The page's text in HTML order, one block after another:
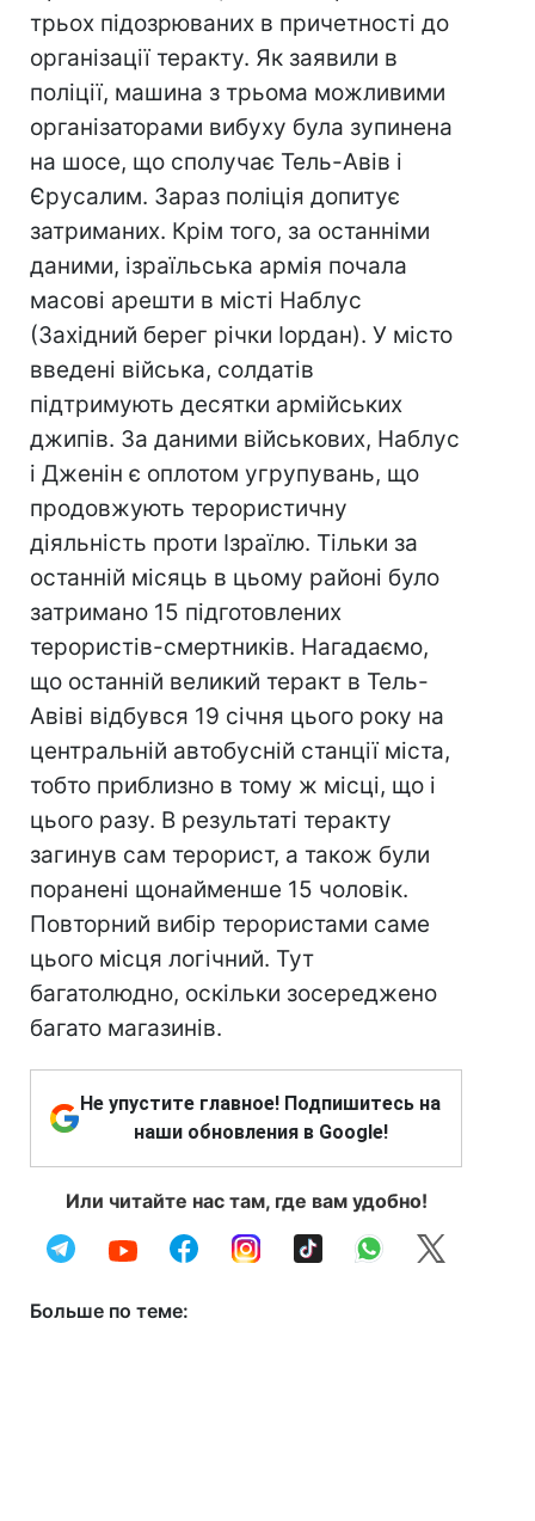
трьох підозрюваних в причетності до
організації теракту. Як заявили в
поліції, машина з трьома можливими
організаторами вибуху була зупинена
на шосе, що сполучає Тель-Авів і
Єрусалим. Зараз поліція допитує
затриманих. Крім того, за останніми
даними, ізраїльська армія почала
масові арешти в місті Наблус
(Західний берег річки Іордан). У місто
введені війська, солдатів
підтримують десятки армійських
джипів. За даними військових, Наблус
і Дженін є оплотом угрупувань, що
продовжують терористичну
діяльність проти Ізраїлю. Тільки за
останній місяць в цьому районі було
затримано 15 підготовлених
терористів-смертників. Нагадаємо,
що останній великий теракт в Тель-
Авіві відбувся 19 січня цього року на
центральній автобусній станції міста,
тобто приблизно в тому ж місці, що і
цього разу. В результаті теракту
загинув сам терорист, а також були
поранені щонайменше 15 чоловік.
Повторний вибір терористами саме
цього місця логічний. Тут
багатолюдно, оскільки зосереджено
багато магазинів.
Не упустите главное! Подпишитесь на
наши обновления в Google!
Или читайте нас там, где вам удобно!
Больше по теме: